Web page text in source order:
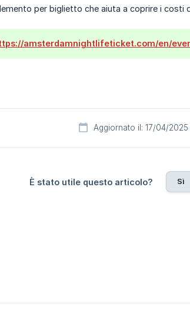
per biglietto che aiuta a coprire i costi
amsterdamnightlifeticket.com/en/
Aggiornato il: 17/04/2025
È stato utile questo articolo? Sì